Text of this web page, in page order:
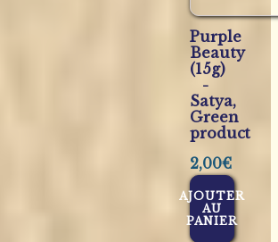
Purple
Beauty
(15g)
-
Satya,
Green
product
2,00€
AJOUTER
AU
PANIER